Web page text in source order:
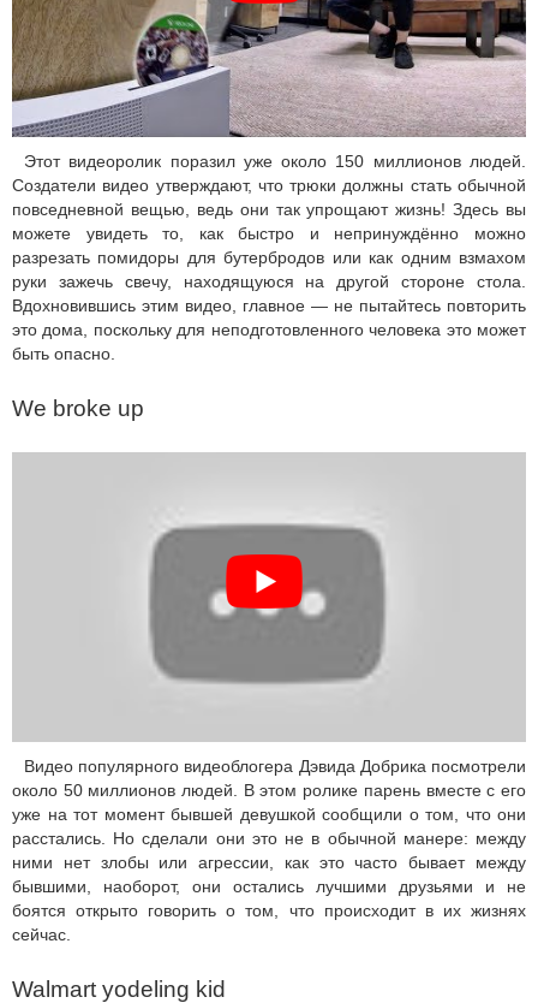
Этот видеоролик поразил уже около 150 миллионов людей.
Создатели видео утверждают, что трюки должны стать обычной
повседневной вещью, ведь они так упрощают жизнь! Здесь вы
можете увидеть то, как быстро и непринуждённо можно
разрезать помидоры для бутербродов или как одним взмахом
руки зажечь свечу, находящуюся на другой стороне стола.
Вдохновившись этим видео, главное — не пытайтесь повторить
это дома, поскольку для неподготовленного человека это может
быть опасно.
We broke up
Видео популярного видеоблогера Дэвида Добрика посмотрели
около 50 миллионов людей. В этом ролике парень вместе с его
уже на тот момент бывшей девушкой сообщили о том, что они
расстались. Но сделали они это не в обычной манере: между
ними нет злобы или агрессии, как это часто бывает между
бывшими, наоборот, они остались лучшими друзьями и не
боятся открыто говорить о том, что происходит в их жизнях
сейчас.
Walmart yodeling kid